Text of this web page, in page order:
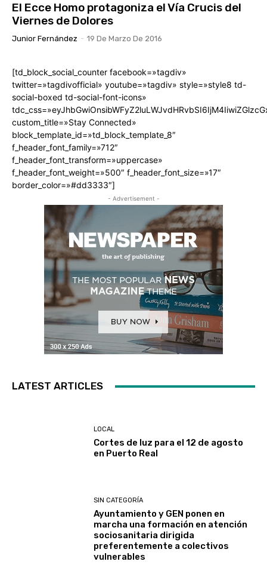
El Ecce Homo protagoniza el Vía Crucis del
Viernes de Dolores
Junior Fernández - 19 De Marzo De 2016
[td_block_social_counter facebook=»tagdiv»
twitter=»tagdivofficial» youtube=»tagdiv» style=»style8 td-
social-boxed td-social-font-icons»
custom_title=»Stay Connected»
block_template_id=»td_block_template_8″
f_header_font_family=»712″
f_header_font_transform=»uppercase»
f_header_font_weight=»500″ f_header_font_size=»17″
border_color=»#dd3333″]
- Advertisement -
LATEST ARTICLES
LOCAL
Cortes de luz para el 12 de agosto
en Puerto Real
SIN CATEGORÍA
Ayuntamiento y GEN ponen en
marcha una formación en atención
sociosanitaria dirigida
preferentemente a colectivos
vulnerables